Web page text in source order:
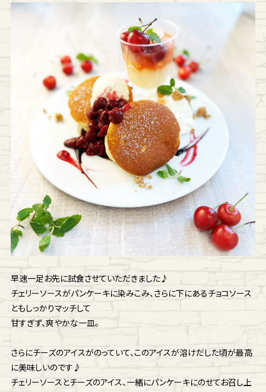
早速一足お先に試食させていただきました♪
チェリーソースがパンケーキに染みこみ、さらに下にあるチョコソース
ともしっかりマッチして
甘すぎず、爽やかな一皿。
さらにチーズのアイスがのっていて、このアイスが溶けだした頃が最高
に美味しいのです♪
チェリーソースとチーズのアイス、一緒にパンケーキにのせてお召し上